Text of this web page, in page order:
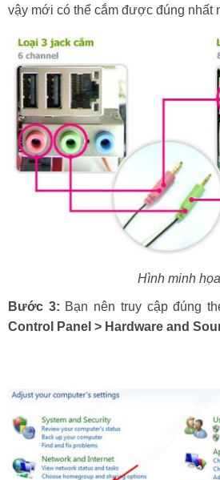
vậy mới có thể cắm được đúng nhất
Hình minh họa
Bước 3: Bạn nên truy cập đúng
Control Panel > Hardware and